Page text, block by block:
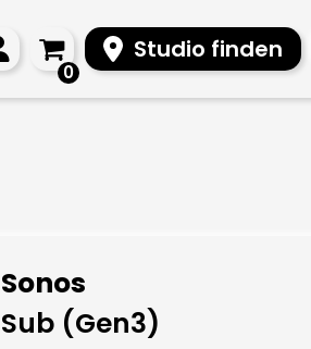
0
Studio finden
Sonos
Sub (Gen3)